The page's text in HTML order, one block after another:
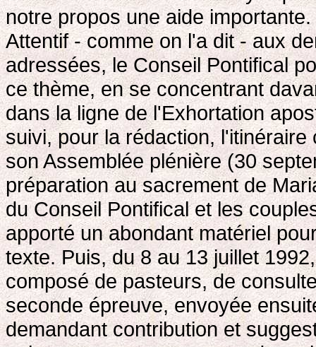
notre propos une aide importante.
Attentif - comme on l'a dit - aux
adressées, le Conseil Pontifical
ce thème, en se concentrant
dans la ligne de l'Exhortation
suivi, pour la rédaction,
son Assemblée plénière (30
préparation au sacrement de
du Conseil Pontifical et les
apporté un abondant matériel
texte. Puis, du 8 au 13 juillet
composé de pasteurs, de
seconde épreuve, envoyée
demandant contribution et